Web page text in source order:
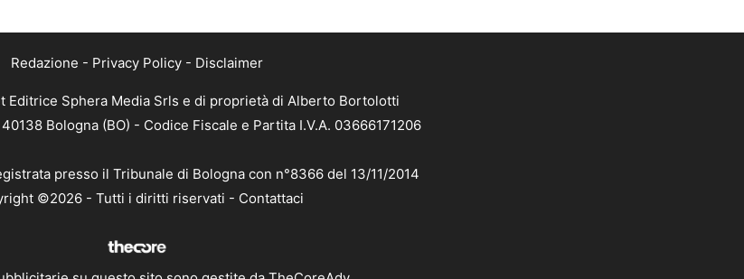
Redazione - Privacy Policy- Disclaimer
Editrice Sphera Media Srls e di proprietà di Alberto Bortolotti
Bologna (BO) - Codice Fiscale e Partita I.V.A. 03666171206
presso il Tribunale di Bologna con n°8366 del 13/11/2014
©2026 - Tutti i diritti riservati - Contattaci